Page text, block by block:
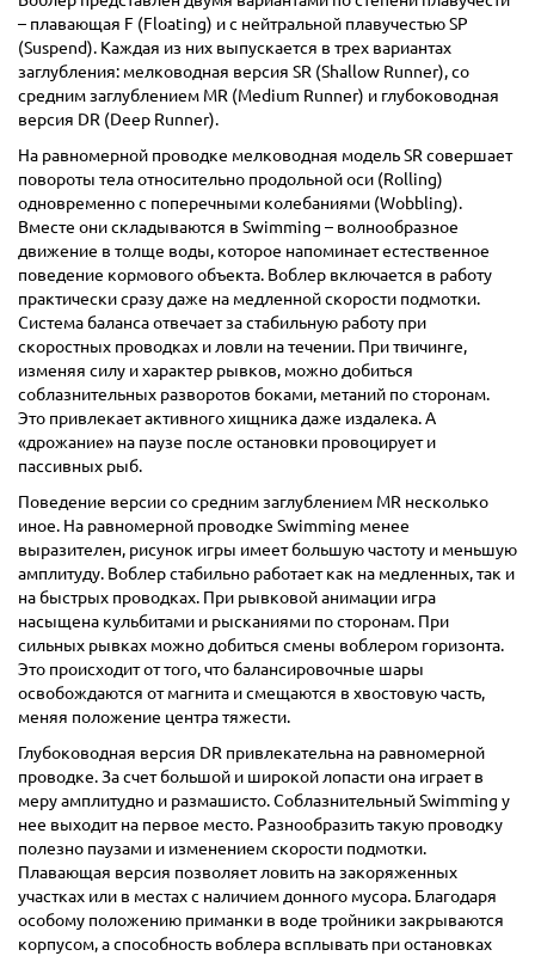
– плавающая F (Floating) и с нейтральной плавучестью SP
(Suspend). Каждая из них выпускается в трех вариантах
заглубления: мелководная версия SR (Shallow Runner), со
средним заглублением MR (Medium Runner) и глубоководная
версия DR (Deep Runner).
На равномерной проводке мелководная модель SR совершает
повороты тела относительно продольной оси (Rolling)
одновременно с поперечными колебаниями (Wobbling).
Вместе они складываются в Swimming – волнообразное
движение в толще воды, которое напоминает естественное
поведение кормового объекта. Воблер включается в работу
практически сразу даже на медленной скорости подмотки.
Система баланса отвечает за стабильную работу при
скоростных проводках и ловли на течении. При твичинге,
изменяя силу и характер рывков, можно добиться
соблазнительных разворотов боками, метаний по сторонам.
Это привлекает активного хищника даже издалека. А
«дрожание» на паузе после остановки провоцирует и
пассивных рыб.
Поведение версии со средним заглублением MR несколько
иное. На равномерной проводке Swimming менее
выразителен, рисунок игры имеет большую частоту и меньшую
амплитуду. Воблер стабильно работает как на медленных, так и
на быстрых проводках. При рывковой анимации игра
насыщена кульбитами и рысканиями по сторонам. При
сильных рывках можно добиться смены воблером горизонта.
Это происходит от того, что балансировочные шары
освобождаются от магнита и смещаются в хвостовую часть,
меняя положение центра тяжести.
Глубоководная версия DR привлекательна на равномерной
проводке. За счет большой и широкой лопасти она играет в
меру амплитудно и размашисто. Соблазнительный Swimming у
нее выходит на первое место. Разнообразить такую проводку
полезно паузами и изменением скорости подмотки.
Плавающая версия позволяет ловить на закоряженных
участках или в местах с наличием донного мусора. Благодаря
особому положению приманки в воде тройники закрываются
корпусом, а способность воблера всплывать при остановках